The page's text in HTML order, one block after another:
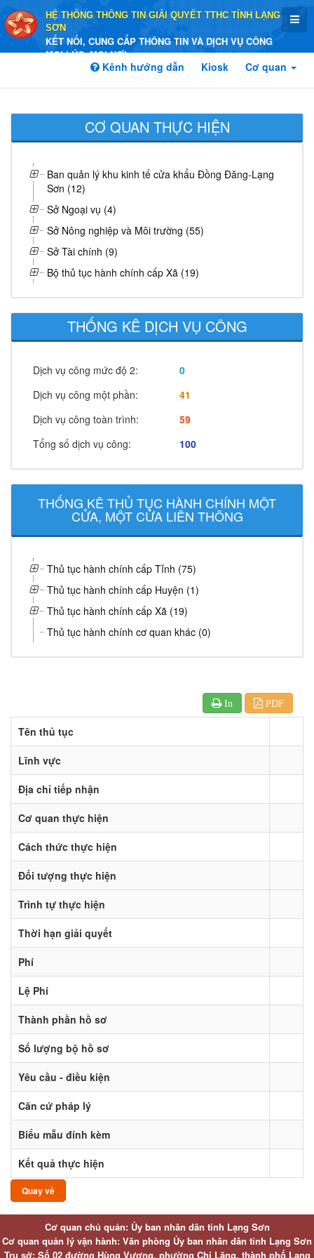
HỆ THỐNG THÔNG TIN GIẢI QUYẾT TTHC TỈNH LẠNG
SƠN
KẾT NỐI, CUNG CẤP THÔNG TIN VÀ DỊCH VỤ CÔNG
MỌI LÚC, MỌI NƠI
Kênh hướng dẫn Kiosk Cơ quan
CƠ QUAN THỰC HIỆN
Ban quản lý khu kinh tế cửa khẩu Đồng Đăng-Lạng
Sơn (12)
Sở Ngoại vụ (4)
Sở Nông nghiệp và Môi trường (55)
Sở Tài chính (9)
Bộ thủ tục hành chính cấp Xã (19)
THỐNG KÊ DỊCH VỤ CÔNG
Dịch vụ công mức độ 2:
0
Dịch vụ công một phần:
41
Dịch vụ công toàn trình:
59
Tổng số dịch vụ công:
100
THỐNG KÊ THỦ TỤC HÀNH CHÍNH MỘT
CỬA, MỘT CỬA LIÊN THÔNG
Thủ tục hành chính cấp Tỉnh (75)
Thủ tục hành chính cấp Huyện (1)
Thủ tục hành chính cấp Xã (19)
Thủ tục hành chính cơ quan khác (0)
In PDF
Tên thủ tục
Lĩnh vực
Địa chỉ tiếp nhận
Cơ quan thực hiện
Cách thức thực hiện
Đối tượng thực hiện
Trình tự thực hiện
Thời hạn giải quyết
Phí
Lệ Phí
Thành phần hồ sơ
Số lượng bộ hồ sơ
Yêu cầu - điều kiện
Căn cứ pháp lý
Biểu mẫu đính kèm
Kết quả thực hiện
Quay về
Cơ quan chủ quản: Ủy ban nhân dân tỉnh Lạng Sơn
Cơ quan quản lý vận hành: Văn phòng Ủy ban nhân dân tỉnh Lạng Sơn
Trụ sở: Số 02 đường Hùng Vương, phường Chi Lăng, thành phố Lạng